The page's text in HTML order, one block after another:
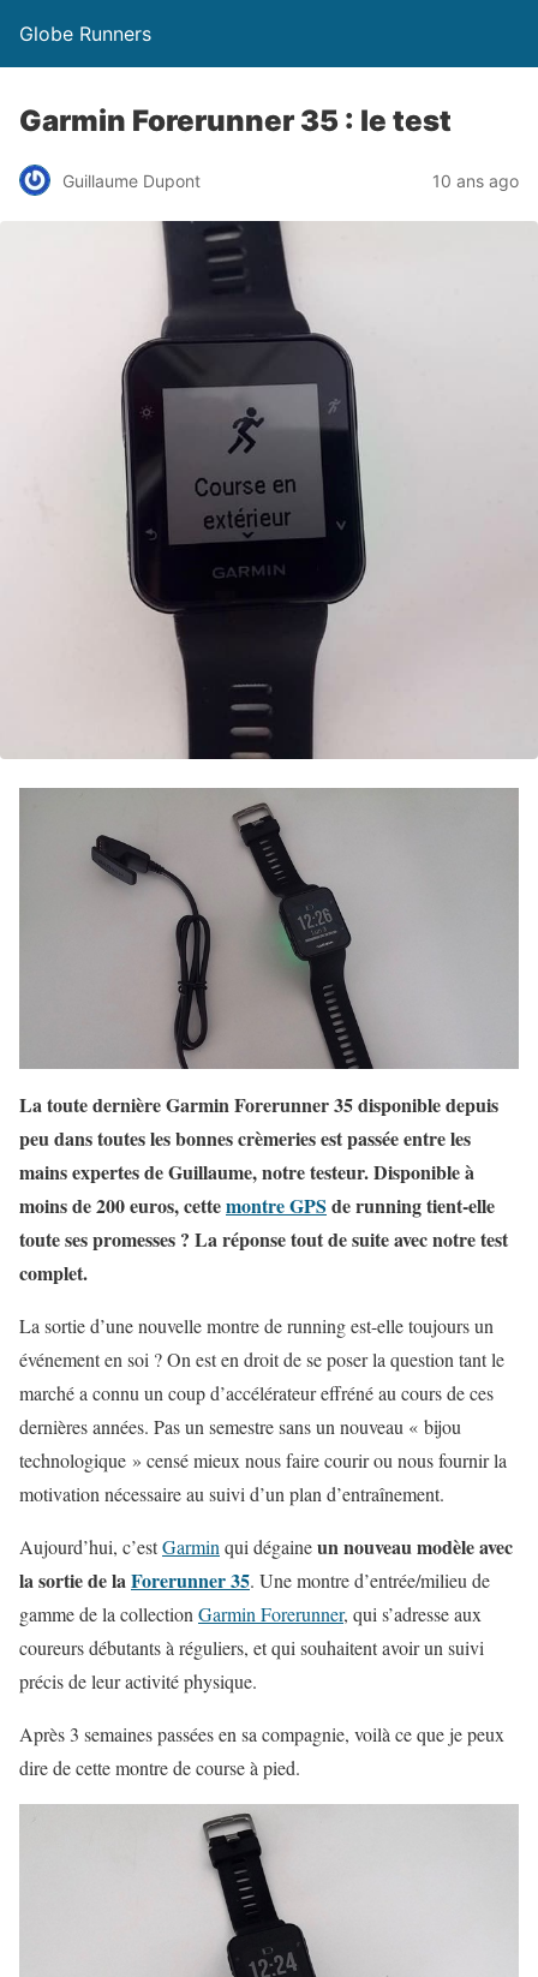
Globe Runners
Garmin Forerunner 35 : le test
Guillaume Dupont 10 ans ago
La toute dernière Garmin Forerunner 35 disponible depuis
peu dans toutes les bonnes crèmeries est passée entre les
mains expertes de Guillaume, notre testeur. Disponible à
moins de 200 euros, cettemontre GPS derunningtient-elle
toute ses promesses ? La réponse tout de suite avec notre test
complet.
La sortie d’une nouvelle montre de running est-elle toujours un
événement en soi ? On est en droit de se poser la question tant le
marché a connu un coup d’accélérateur effréné au cours de ces
dernières années. Pas un semestre sans un nouveau « bijou
technologique » censé mieux nous faire courir ou nous fournir la
motivation nécessaire au suivi d’un plan d’entraînement.
Aujourd’hui, c’estGarmin qui dégaineun nouveau modèle avec
la sortie de laForerunner 35. Une montre d’entrée/milieu de
gamme de la collection Garmin Forerunner, qui s’adresse aux
coureurs débutants à réguliers, et qui souhaitent avoir un suivi
précis de leur activité physique.
Après 3 semaines passées en sa compagnie, voilà ce que je peux
dire de cette montre de course à pied.